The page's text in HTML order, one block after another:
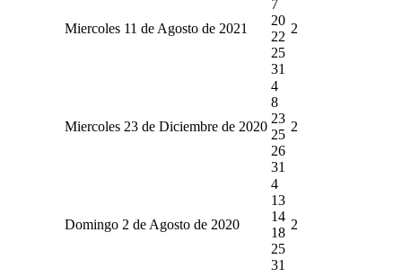
Miercoles 11 de Agosto de 2021
7
20
22
25
31
2
Miercoles 23 de Diciembre de 2020
4
8
23
25
26
31
2
Domingo 2 de Agosto de 2020
4
13
14
18
25
31
2